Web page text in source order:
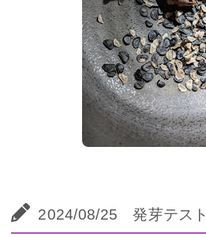
2024/08/25 発芽テスト